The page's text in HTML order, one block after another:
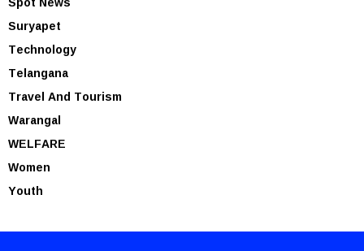
Suryapet
Technology
Telangana
Travel And Tourism
Warangal
WELFARE
Women
Youth